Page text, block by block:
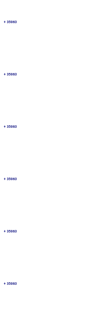
+ 35063
+ 35063
+ 35063
+ 35063
+ 35063
+ 35063